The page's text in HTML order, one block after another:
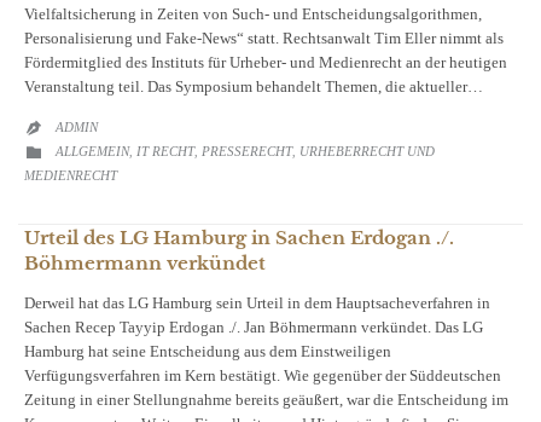
Vielfaltsicherung in Zeiten von Such- und Entscheidungsalgorithmen,
Personalisierung und Fake-News“ statt. Rechtsanwalt Tim Eller nimmt als
Fördermitglied des Instituts für Urheber- und Medienrecht an der heutigen
Veranstaltung teil. Das Symposium behandelt Themen, die aktueller…
 ADMIN
 CATEGORY
ALLGEMEIN, IT RECHT, PRESSERECHT, URHEBERRECHT UND
MEDIENRECHT
Urteil des LG Hamburg in Sachen Erdogan ./.
Böhmermann verkündet
Derweil hat das LG Hamburg sein Urteil in dem Hauptsacheverfahren in
Sachen Recep Tayyip Erdogan ./. Jan Böhmermann verkündet. Das LG
Hamburg hat seine Entscheidung aus dem Einstweiligen
Verfügungsverfahren im Kern bestätigt. Wie gegenüber der Süddeutschen
Zeitung in einer Stellungnahme bereits geäußert, war die Entscheidung im